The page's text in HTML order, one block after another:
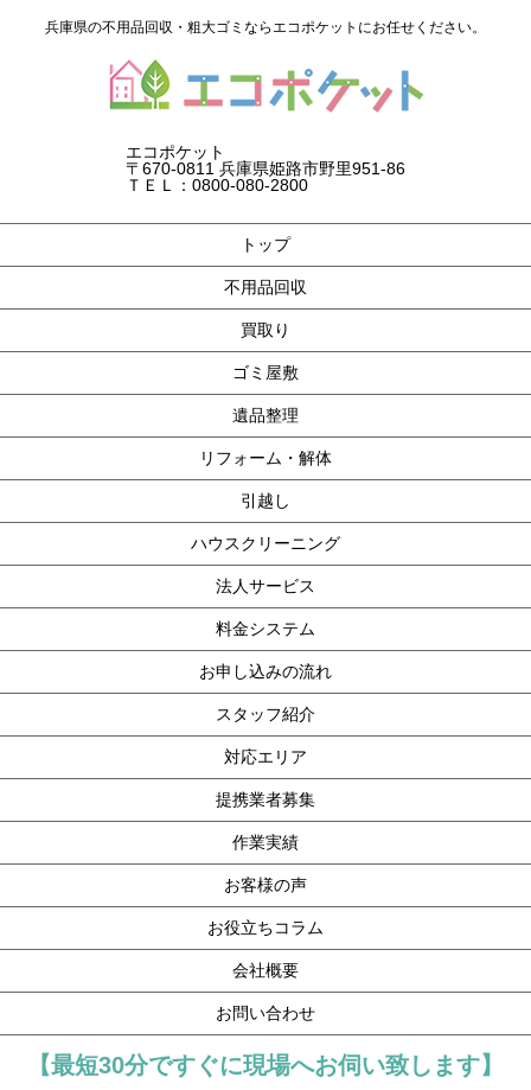
兵庫県の不用品回収・粗大ゴミならエコポケットにお任せください。
エコポケット
〒670-0811 兵庫県姫路市野里951-86
ＴＥＬ：0800-080-2800
トップ
不用品回収
買取り
ゴミ屋敷
遺品整理
リフォーム・解体
引越し
ハウスクリーニング
法人サービス
料金システム
お申し込みの流れ
スタッフ紹介
対応エリア
提携業者募集
作業実績
お客様の声
お役立ちコラム
会社概要
お問い合わせ
【最短30分ですぐに現場へお伺い致します】